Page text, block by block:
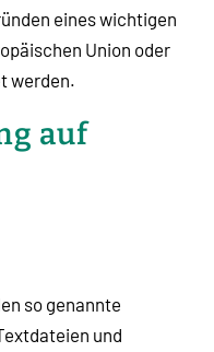
eines wichtigen
Union oder
werden.
auf
so genannte
und